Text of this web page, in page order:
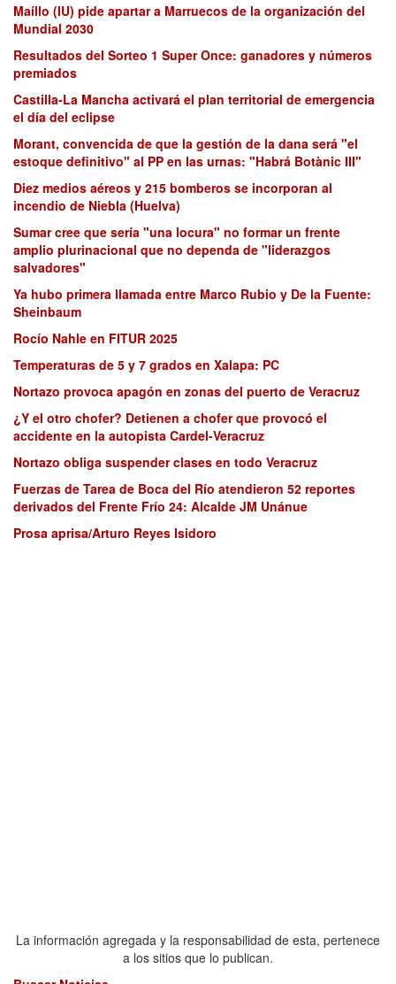
Maíllo (IU) pide apartar a Marruecos de la organización del
Mundial 2030
Resultados del Sorteo 1 Super Once: ganadores y números
premiados
Castilla-La Mancha activará el plan territorial de emergencia
el día del eclipse
Morant, convencida de que la gestión de la dana será "el
estoque definitivo" al PP en las urnas: "Habrá Botànic III"
Diez medios aéreos y 215 bomberos se incorporan al
incendio de Niebla (Huelva)
Sumar cree que sería "una locura" no formar un frente
amplio plurinacional que no dependa de "liderazgos
salvadores"
Ya hubo primera llamada entre Marco Rubio y De la Fuente:
Sheinbaum
Rocío Nahle en FITUR 2025
Temperaturas de 5 y 7 grados en Xalapa: PC
Nortazo provoca apagón en zonas del puerto de Veracruz
¿Y el otro chofer? Detienen a chofer que provocó el
accidente en la autopista Cardel-Veracruz
Nortazo obliga suspender clases en todo Veracruz
Fuerzas de Tarea de Boca del Río atendieron 52 reportes
derivados del Frente Frío 24: Alcalde JM Unánue
Prosa aprisa/Arturo Reyes Isidoro
La información agregada y la responsabilidad de esta, pertenece
a los sitios que lo publican.